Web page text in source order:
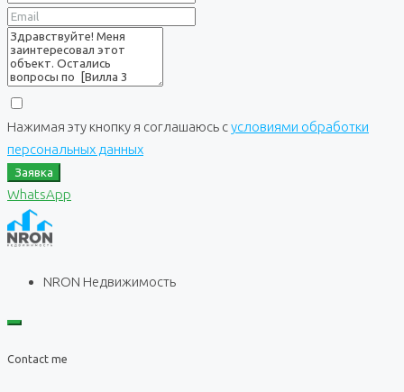
Нажимая эту кнопку я соглашаюсь сусловиями обработки
персональных данных
Заявка
WhatsApp
NRON Недвижимость
Contact me